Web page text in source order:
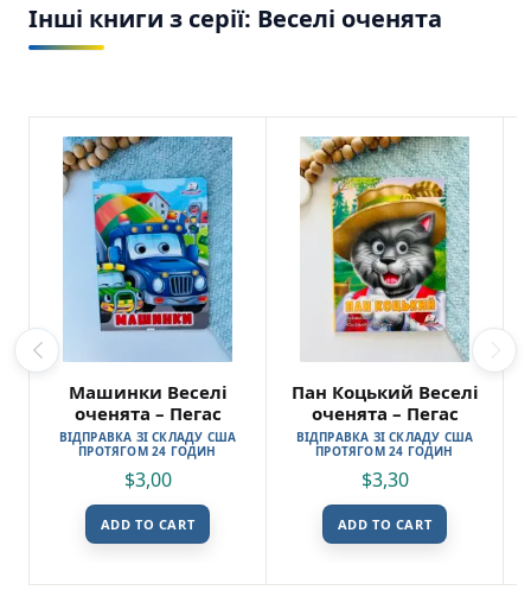
Інші книги з серії: Веселі оченята
Машинки Веселі
оченята – Пегас
ВІДПРАВКА ЗІ СКЛАДУ США
ПРОТЯГОМ 24 ГОДИН
$3,00
ADD TO CART
Пан Коцький Веселі
оченята – Пегас
ВІДПРАВКА ЗІ СКЛАДУ США
ПРОТЯГОМ 24 ГОДИН
$3,30
ADD TO CART